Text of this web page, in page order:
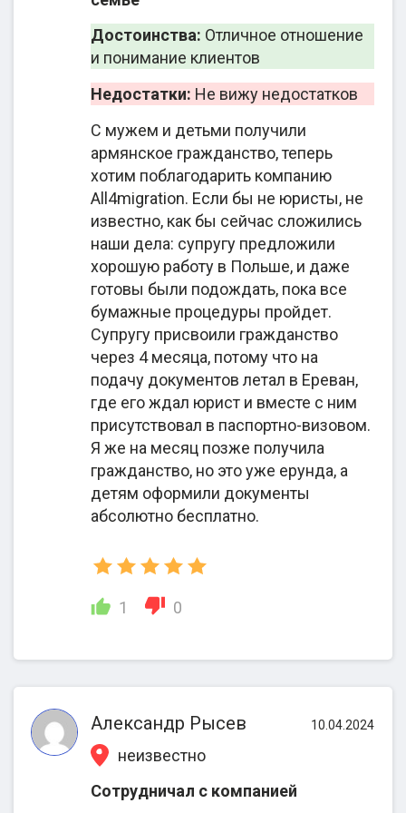
документальные доказательства права на
участие в программах репатриации, нотариально
заверяют бумаги, делают переводы и
занимаются другими вопросами для
комплексной помощи клиентам.
Помимо гражданства и программы репатриации,
в перечень услуг All4migration входит и помощь с
оформлением временного вида на жительства.
Это касается, в частности, Сербии и Франции.
ВНЖ открывает перспективы для легального
трудоустройства, учебы, работы и иных
оснований для нахождения в стране. В
дальнейшем, имея статус ВНЖ, можно оформить
ПМЖ и претендовать на гражданство. В этих
вопросах юристы готовы проконсультировать и
оказать непосредственную помощь.
О международной миграционной компании
All4migration отзывы о гражданстве
Европейского союза преимущественно
положительные. В некоторых комментариях
Достоинства: Отличное отношение
и понимание клиентов
Недостатки: Не вижу недостатков
С мужем и детьми получили
армянское гражданство, теперь
хотим поблагодарить компанию
All4migration. Если бы не юристы, не
известно, как бы сейчас сложились
наши дела: супругу предложили
хорошую работу в Польше, и даже
готовы были подождать, пока все
бумажные процедуры пройдет.
Супругу присвоили гражданство
через 4 месяца, потому что на
подачу документов летал в Ереван,
где его ждал юрист и вместе с ним
присутствовал в паспортно-визовом.
Я же на месяц позже получила
гражданство, но это уже ерунда, а
детям оформили документы
абсолютно бесплатно.
1 0
10.04.2024
Александр Рысев
неизвестно
Сотрудничал с компанией